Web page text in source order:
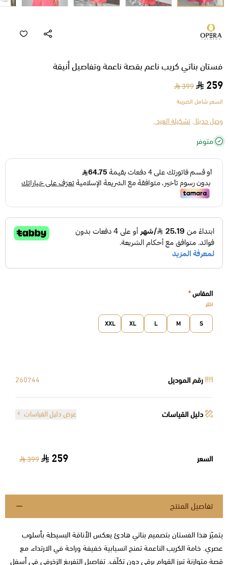
فستان بناتي كريب ناعم بقصة ناعمة وتفاصيل أنيقة
259
399
السعر شامل الضريبة
وصل حديثا , تشكيلة العيد ,
متوفر
المقاس*
اختر
S
M
L
XL
XXL
رقم الموديل 260744
دليل القياسات عرض دليل القياسات
السعر 259
399
تفاصيل المنتج
يتميّز هذا الفستان بتصميم بناتي هادئ يعكس الأناقة البسيطة بأسلوب
عصري. خامة الكريب الناعمة تمنح انسيابية خفيفة وراحة في الارتداء، مع
قصة متوازنة تبرز القوام برقي دون تكلّف. تفاصيل التفريغ الزخرفي في أسفل